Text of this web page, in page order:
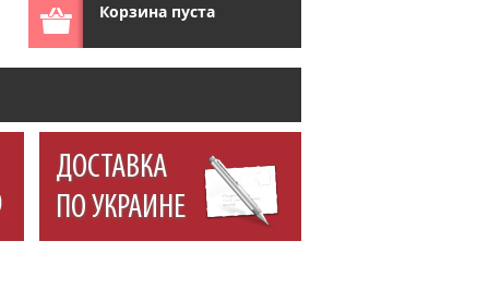
Корзина пуста
ДОСТАВКА
ПО УКРАИНЕ